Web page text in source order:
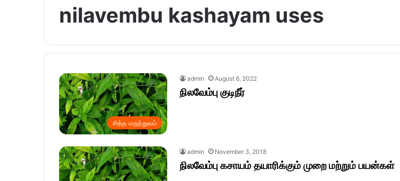
nilavembu kashayam uses
சித்த மருத்துவம்
admin August 6, 2022
நிலவேம்பு குடிநீர்
admin November 3, 2018
நிலவேம்பு கசாயம் தயாரிக்கும் முறை மற்றும் பயன்கள்